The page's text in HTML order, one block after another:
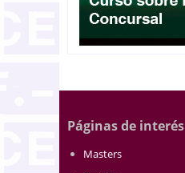
Páginas de interés
Masters